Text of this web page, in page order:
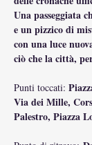
Una passeggiata
e un pizzico di
con una luce
ciò che la città,
Punti toccati:
Via dei Mille,
Palestro, Piazza